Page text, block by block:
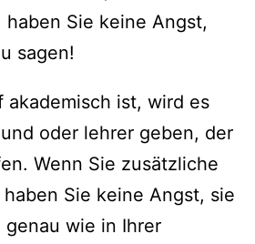
haben Sie keine Angst,
sagen!
akademisch ist, wird es
oder lehrer geben, der
Wenn Sie zusätzliche
Sie keine Angst, sie
wie in Ihrer